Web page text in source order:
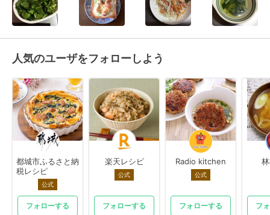
人気のユーザをフォローしよう
都城市ふるさと納
税レシピ
公式
フォローする
楽天レシピ
公式
フォローする
Radio kitchen
公式
フォローする フ